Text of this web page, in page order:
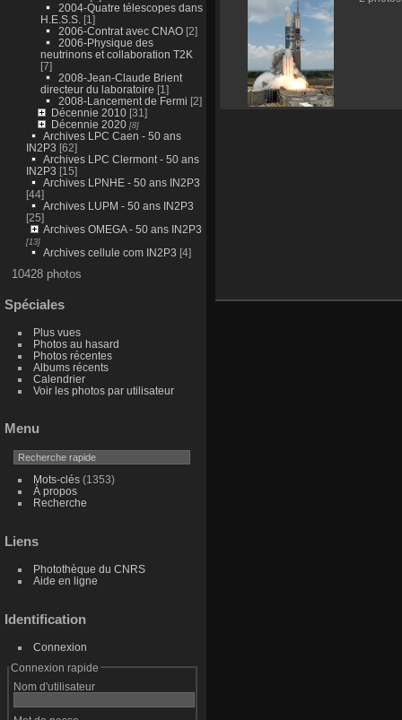
2004-Quatre télescopes dans
H.E.S.S. [1]
2006-Contrat avec CNAO[2]
2006-Physique des
neutrinons et collaboration T2K
[7]
2008-Jean-Claude Brient
directeur du laboratoire [1]
2008-Lancement de Fermi [2]
Décennie 2010[31]
Décennie 2020[8]
Archives LPC Caen - 50 ans
IN2P3 [62]
Archives LPC Clermont - 50 ans
IN2P3 [15]
Archives LPNHE - 50 ans IN2P3
[44]
Archives LUPM - 50 ans IN2P3
[25]
Archives OMEGA - 50 ans IN2P3
[13]
Archives cellule com IN2P3 [4]
10428 photos
Spéciales
Plus vues
Photos au hasard
Photos récentes
Albums récents
Calendrier
Voir les photos par utilisateur
Menu
Mots-clés(1353)
À propos
Recherche
Liens
Photothèque du CNRS
Aide en ligne
Identification
Connexion
Connexion rapide
Nom d'utilisateur